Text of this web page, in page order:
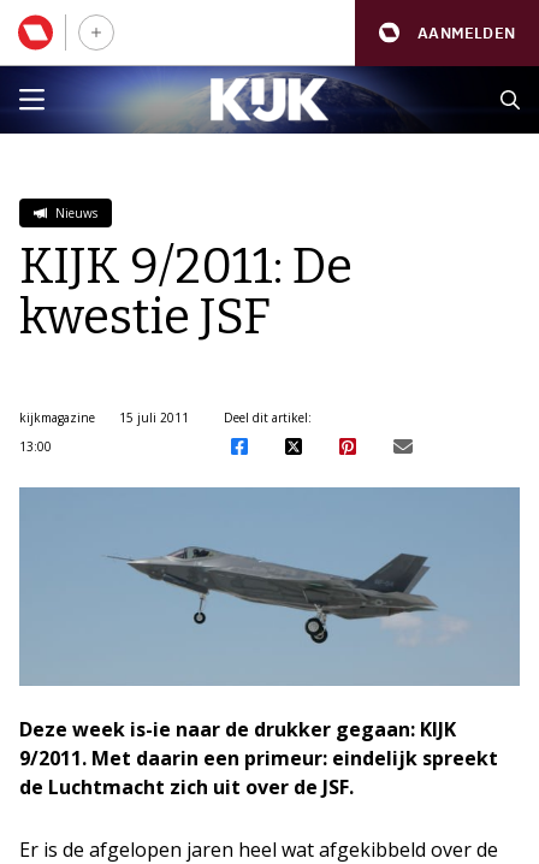
AANMELDEN
Nieuws
KIJK 9/2011: De
kwestie JSF
kijkmagazine
15 juli 2011
13:00
Deel dit artikel:
Deze week is-ie naar de drukker gegaan: KIJK
9/2011. Met daarin een primeur: eindelijk spreekt
de Luchtmacht zich uit over de JSF.
Er is de afgelopen jaren heel wat afgekibbeld over de